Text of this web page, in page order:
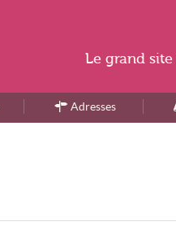
Adresses
Le grand site